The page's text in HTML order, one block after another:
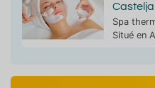
Spa
Situé en